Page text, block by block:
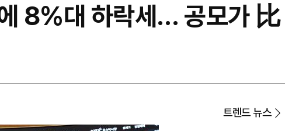
8%대 하락세… 공모가 比
트렌드 뉴스